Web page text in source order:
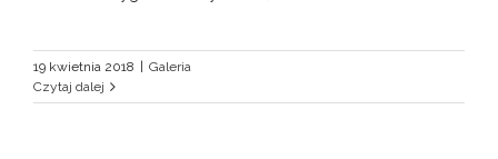
19 kwietnia 2018 | Galeria
Czytaj dalej